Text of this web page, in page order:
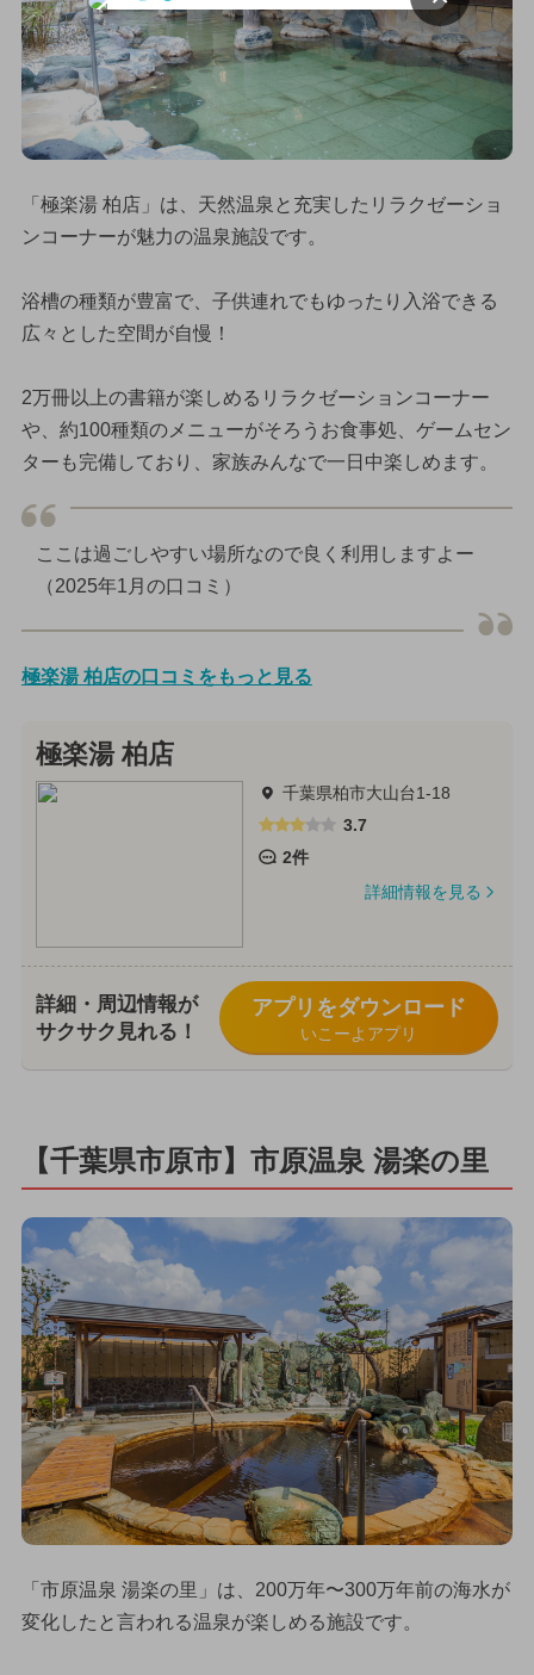
「極楽湯 柏店」は、天然温泉と充実したリラクゼーショ
ンコーナーが魅力の温泉施設です。
浴槽の種類が豊富で、子供連れでもゆったり入浴できる
広々とした空間が自慢！
2万冊以上の書籍が楽しめるリラクゼーションコーナー
や、約100種類のメニューがそろうお食事処、ゲームセン
ターも完備しており、家族みんなで一日中楽しめます。
ここは過ごしやすい場所なので良く利用しますよー
（2025年1月の口コミ）
極楽湯 柏店の口コミをもっと見る
極楽湯 柏店
千葉県柏市大山台1-18
3.7
2件
詳細情報を見る
詳細・周辺情報が
サクサク見れる！
アプリをダウンロード
いこーよアプリ
【千葉県市原市】市原温泉 湯楽の里
「市原温泉 湯楽の里」は、200万年〜300万年前の海水が
変化したと言われる温泉が楽しめる施設です。